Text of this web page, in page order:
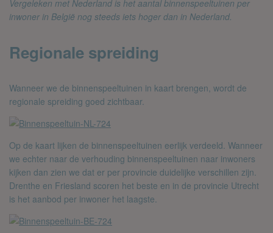
Vergeleken met Nederland is het aantal binnenspeeltuinen per
inwoner in België nog steeds iets hoger dan in Nederland.
Regionale spreiding
Wanneer we de binnenspeeltuinen in kaart brengen, wordt de
regionale spreiding goed zichtbaar.
Op de kaart lijken de binnenspeeltuinen eerlijk verdeeld. Wanneer
we echter naar de verhouding binnenspeeltuinen naar inwoners
kijken dan zien we dat er per provincie duidelijke verschillen zijn.
Drenthe en Friesland scoren het beste en in de provincie Utrecht
is het aanbod per inwoner het laagste.